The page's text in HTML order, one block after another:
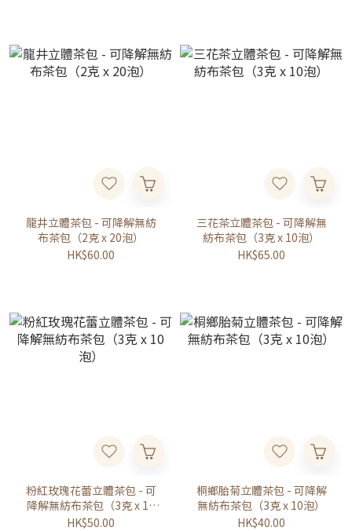
龍井立體茶包 - 可降解無紡
布茶包（2克 x 20泡）
HK$60.00
三花茶立體茶包 - 可降解無
紡布茶包（3克 x 10泡）
HK$65.00
粉紅玫瑰花蕾立體茶包 - 可
降解無紡布茶包（3克 x 10
泡）
HK$50.00
桐鄉胎菊立體茶包 - 可降解
無紡布茶包（3克 x 10泡）
HK$40.00